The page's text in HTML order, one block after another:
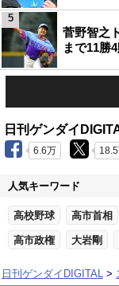
菅野智之
まで11勝
5
日刊ゲンダイ
6.6万
人気キーワード
高校野球 高市首相
高市政権 大岩剛
日刊ゲンダイDIGITAL